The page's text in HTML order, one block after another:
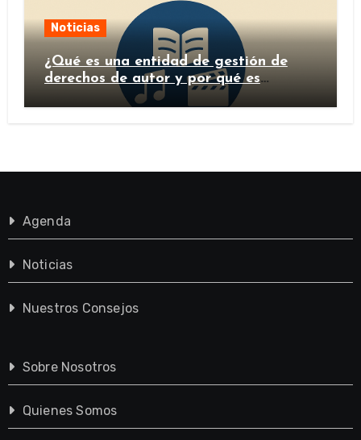
Noticias
¿Qué es una entidad de gestión de
derechos de autor y por qué es
importante?
Agenda
Noticias
Nuestros Consejos
Sobre Nosotros
Quienes Somos